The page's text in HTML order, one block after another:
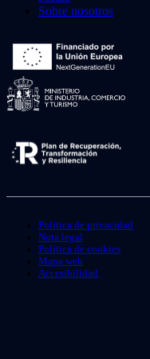
Sobre nosotros
Política de privacidad
Nota legal
Política de cookies
Mapa web
Accesibilidad